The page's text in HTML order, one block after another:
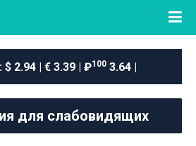
$ 2.94 | € 3.39 | ₽100 3.64 |
для слабовидящих